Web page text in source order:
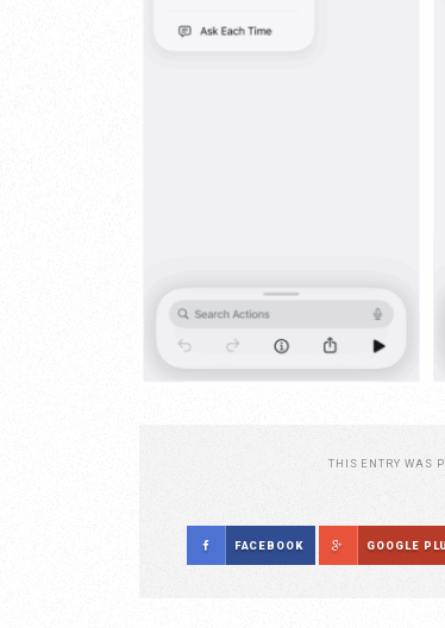
THIS ENTRY WAS
FACEBOOK GOOGLE